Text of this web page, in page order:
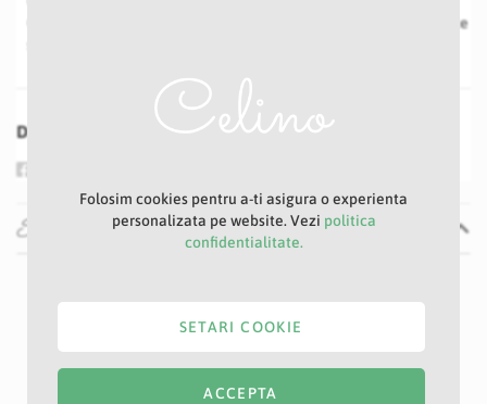
Costul transportului poate avea modificări în funcție de greutate
Distribuie
Specificatii
Albastru deschis
Folosim cookies pentru a-ti asigura o experienta
personalizata pe website. Vezi politica
confidentialitate.
ACCEPTA
SETARI COOKIE